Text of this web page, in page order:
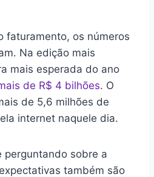
faturamento, os números
Na edição mais
mais esperada do ano
de R$ 4 bilhões. O
de 5,6 milhões de
internet naquele dia.
perguntando sobre a
também são